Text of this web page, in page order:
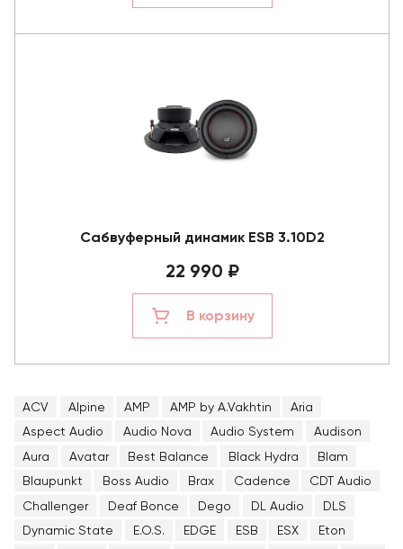
Сабвуферный динамик ESB 3.10D2
22 990 ₽
В корзину
ACV Alpine AMP AMP by A.Vakhtin
Aria
Aspect Audio
Audio Nova Audio System
Audison
Aura
Avatar Best Balance Black Hydra
Blam
Blaupunkt
Boss Audio Brax Cadence
CDT Audio
Challenger
Deaf Bonce Dego DL Audio
DLS
Dynamic State
E.O.S. EDGE ESB ESX
Eton